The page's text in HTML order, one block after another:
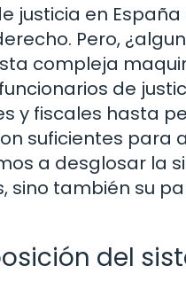
justicia en
Pero,
compleja
de
y fiscales hasta
suficientes
a desglosar la
sino también su
del